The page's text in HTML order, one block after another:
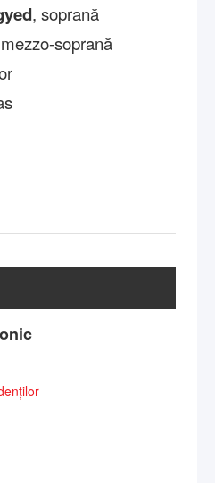
, soprană
soprană